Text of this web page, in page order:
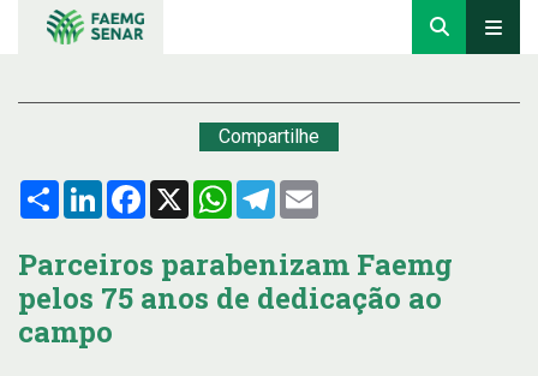
Compartilhe
Compartilhar
LinkedInFacebook
X WhatsApp
Telegram
Parceiros parabenizam Faemg
pelos 75 anos de dedicação ao
campo